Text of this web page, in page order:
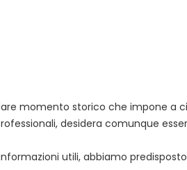
momento storico che impone a
desidera comunque
utili, abbiamo